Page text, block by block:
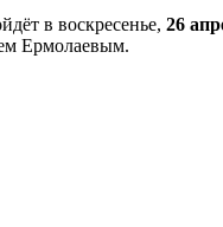
в воскресенье, 26
Ермолаевым.